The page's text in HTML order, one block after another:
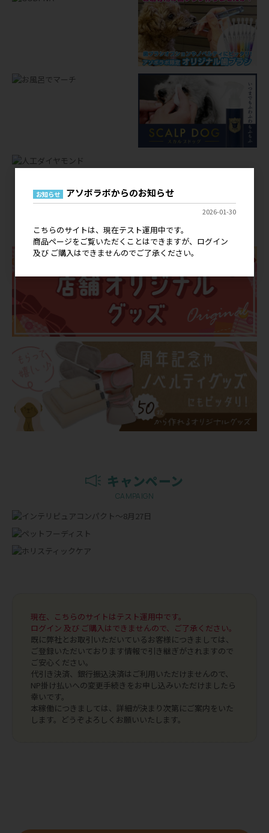
店舗オリジナルグッズ
キャンペーン
CAMPAIGN
現在、こちらのサイトはテスト運用中です。
ログイン 及び ご購入はできませんので、ご了承ください。
既に弊社とお取引いただいているお客様につきましては、
ご登録いただいております情報で引き継ぎがされますので
ご安心ください。
代引き決済、銀行振込決済はご利用いただけませんので、
NP掛け払いへの変更手続きをお申し込みいただけましたら
幸いです。
本稼働につきましては、詳細が決まり次第にご案内をいた
します。どうぞよろしくお願いいたします。
お知らせ アソボラボからのお知らせ
2026-01-30
こちらのサイトは、現在テスト運用中です。
商品ページをご覧いただくことはできますが、ログイン
及び ご購入はできませんのでご了承ください。